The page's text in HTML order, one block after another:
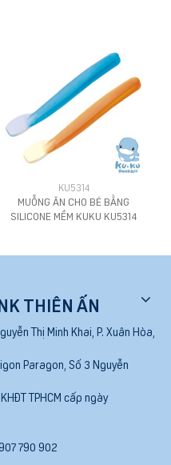
KU5314
MUỖNG ĂN CHO BÉ BẰNG
SILICONE MỀM KUKU KU5314
THIÊN ẤN
Thị Minh Khai, P. Xuân Hòa,
Paragon, Số 3 Nguyễn
TPHCM cấp ngày
790 902